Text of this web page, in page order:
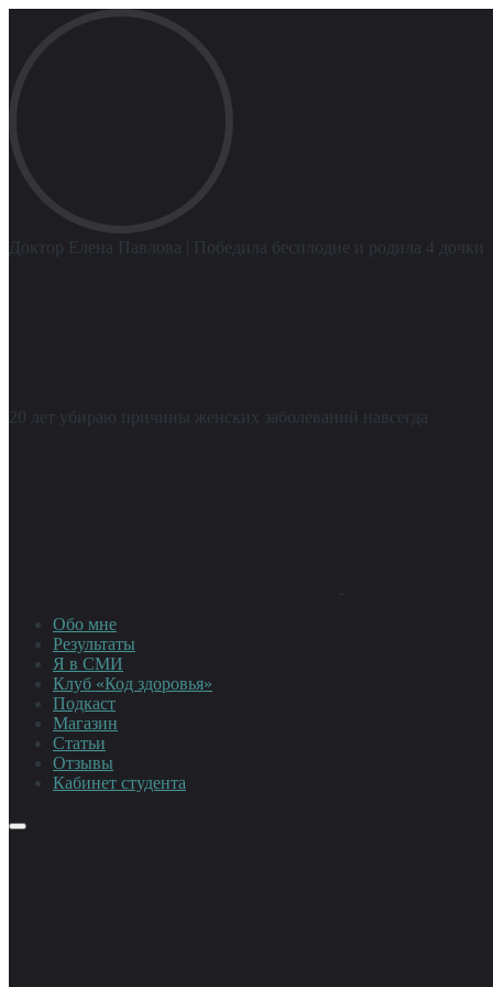
Доктор Елена Павлова | Победила бесплодие и родила 4 дочки
20 лет убираю причины женских заболеваний навсегда
Обо мне
Результаты
Я в СМИ
Клуб «Код здоровья»
Подкаст
Магазин
Статьи
Отзывы
Кабинет студента